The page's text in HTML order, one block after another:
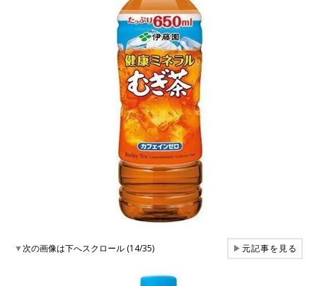
▼次の画像は下へスクロール (14/35) ▶元記事を見る